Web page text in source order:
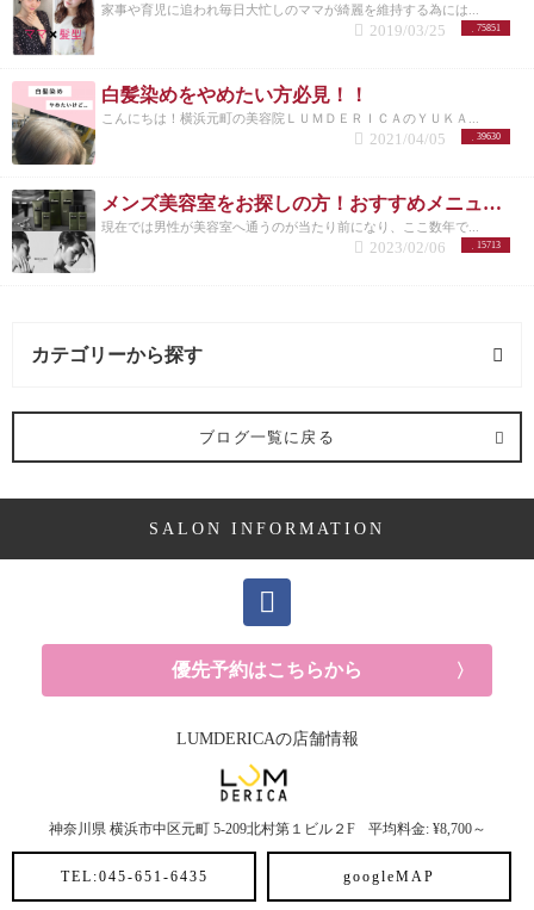
家事や育児に追われ毎日大忙しのママが綺麗を維持する為には...
75851
2019/03/25
白髪染めをやめたい方必見！！
こんにちは！横浜元町の美容院ＬＵＭＤＥＲＩＣＡのＹＵＫＡ...
39630
2021/04/05
メンズ美容室をお探しの方！おすすめメニューまとめ
現在では男性が美容室へ通うのが当たり前になり、ここ数年で...
15713
2023/02/06
カテゴリーから探す
求人 (3記事)
ママ向け (10記事)
30代におすすめメニュー (6記事)
ブログ一覧に戻る
SALON INFORMATION
優先予約はこちらから
LUMDERICAの店舗情報
神奈川県 横浜市中区元町 5-209北村第１ビル２F 平均料金: ¥8,700～
TEL:045-651-6435 googleMAP